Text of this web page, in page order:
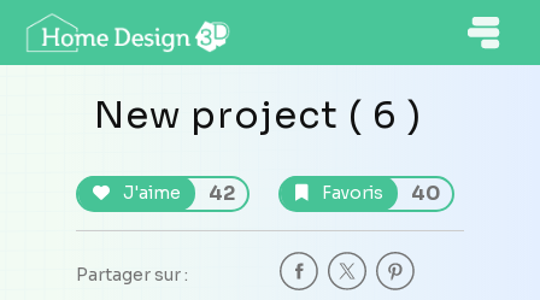
New project ( 6 )
J'aime 42 Favoris 40
Partager sur :